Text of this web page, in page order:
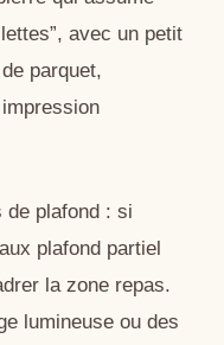
avec un petit
parquet,
de plafond : si
plafond partiel
la zone repas.
lumineuse ou des